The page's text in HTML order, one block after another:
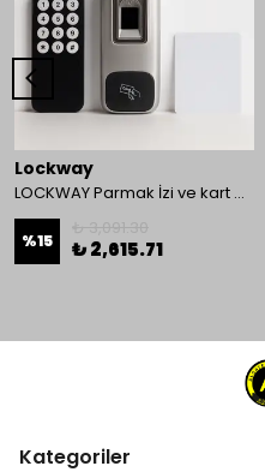
Lockway
LOCKWAY Parmak İzi ve kart Okuyucu Kontrol Paneli
%15 ₺ 2,615.71
Kategoriler